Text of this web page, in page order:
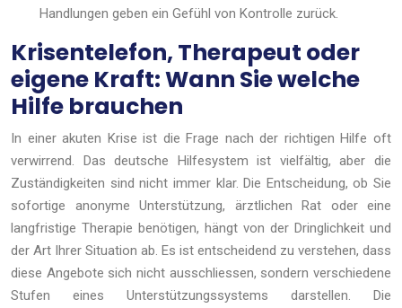
Handlungen geben ein Gefühl von Kontrolle zurück.
Krisentelefon, Therapeut oder
eigene Kraft: Wann Sie welche
Hilfe brauchen
In einer akuten Krise ist die Frage nach der richtigen Hilfe oft
verwirrend. Das deutsche Hilfesystem ist vielfältig, aber die
Zuständigkeiten sind nicht immer klar. Die Entscheidung, ob Sie
sofortige anonyme Unterstützung, ärztlichen Rat oder eine
langfristige Therapie benötigen, hängt von der Dringlichkeit und
der Art Ihrer Situation ab. Es ist entscheidend zu verstehen, dass
diese Angebote sich nicht ausschliessen, sondern verschiedene
Stufen eines Unterstützungssystems darstellen. Die